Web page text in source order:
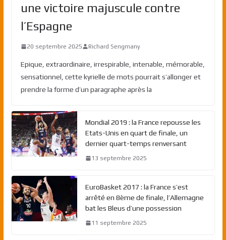
une victoire majuscule contre
l’Espagne
20 septembre 2025 Richard Sengmany
Epique, extraordinaire, irrespirable, intenable, mémorable,
sensationnel, cette kyrielle de mots pourrait s’allonger et
prendre la forme d’un paragraphe après la
Mondial 2019 : la France repousse les
Etats-Unis en quart de finale, un
dernier quart-temps renversant
13 septembre 2025
EuroBasket 2017 : la France s’est
arrêté en 8ème de finale, l’Allemagne
bat les Bleus d’une possession
11 septembre 2025